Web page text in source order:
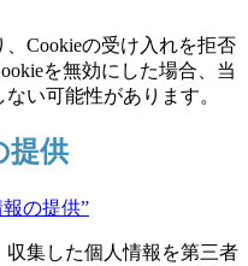
Cookieの受け入れを拒否
を無効にした場合、当
い可能性があります。
提供
報の提供”
集した個人情報を第三者